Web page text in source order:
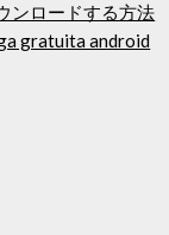
ンロードする方法
gratuita android